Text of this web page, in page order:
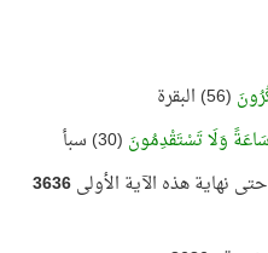
(56) البقرة
وَلَا تَسْتَقْدِمُونَ (30) سبأ
نهاية هذه الآية الأولى3636